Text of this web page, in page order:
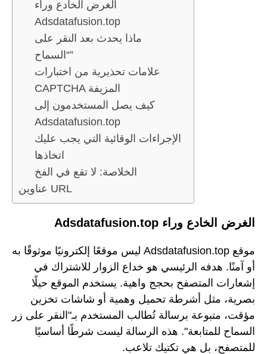
الغرض الخادع وراء
Adsdatafusion.top
ماذا يحدث بعد النقر على
“السماح”
علامات تحذيرية من اختبارات
CAPTCHA المزيفة
كيف يصل المستخدمون إلى
Adsdatafusion.top
الإجراءات الوقائية التي يجب عليك
اتخاذها
الخلاصة: لا تقع في الفخ
عناوين URL
الغرض الخادع وراء Adsdatafusion.top
موقع Adsdatafusion.top ليس موقعًا إلكترونيًا موثوقًا به
أو آمنًا. هدفه الرئيسي هو خداع الزوار للاشتراك في
إشعارات المتصفح بحجج واهية. يستخدم الموقع حيلًا
بصرية، مثل أشرطة تحميل وهمية أو شاشات تخزين
مؤقت، متبوعة برسالة تُطالب المستخدم بـ"النقر على زر
السماح للمتابعة". هذه الرسالة ليست شرطًا أساسيًا
للمتصفح، بل هي تكتيك تلاعب.